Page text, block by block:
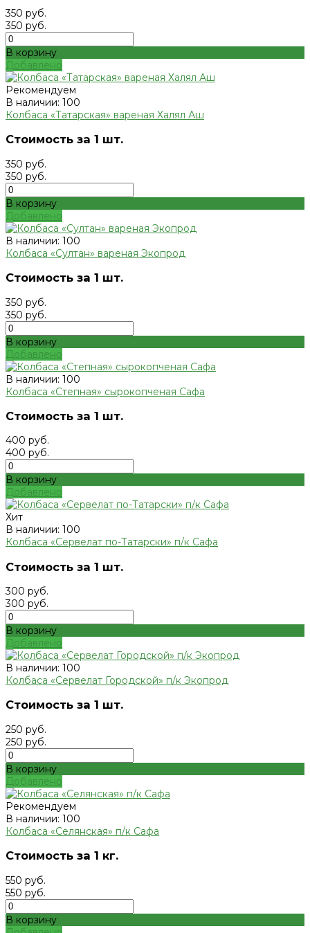
350 руб.
350 руб.
В корзину
Добавлено
Рекомендуем
В наличии: 100
Колбаса «Татарская» вареная Халял Аш
Стоимость за 1 шт.
350 руб.
350 руб.
В корзину
Добавлено
В наличии: 100
Колбаса «Султан» вареная Экопрод
Стоимость за 1 шт.
350 руб.
350 руб.
В корзину
Добавлено
В наличии: 100
Колбаса «Степная» сырокопченая Сафа
Стоимость за 1 шт.
400 руб.
400 руб.
В корзину
Добавлено
Хит
В наличии: 100
Колбаса «Сервелат по-Татарски» п/к Сафа
Стоимость за 1 шт.
300 руб.
300 руб.
В корзину
Добавлено
В наличии: 100
Колбаса «Сервелат Городской» п/к Экопрод
Стоимость за 1 шт.
250 руб.
250 руб.
В корзину
Добавлено
Рекомендуем
В наличии: 100
Колбаса «Селянская» п/к Сафа
Стоимость за 1 кг.
550 руб.
550 руб.
В корзину